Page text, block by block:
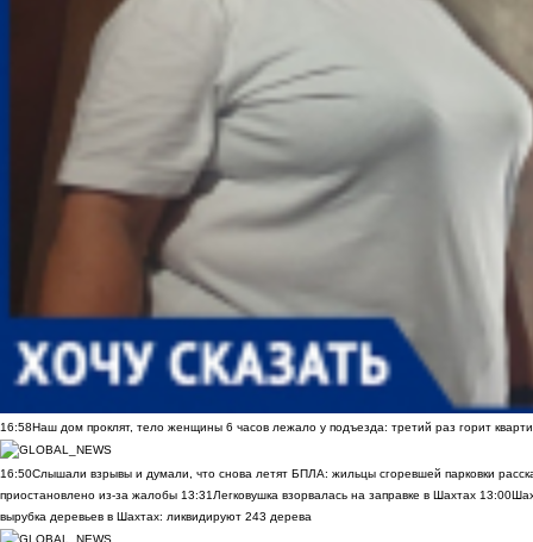
16:58Наш дом проклят, тело женщины 6 часов лежало у подъезда: третий раз горит
16:50Слышали взрывы и думали, что снова летят БПЛА: жильцы сгоревшей парковки
приостановлено из-за жалобы 13:31Легковушка взорвалась на заправке в Шахтах 13:00
вырубка деревьев в Шахтах: ликвидируют 243 дерева